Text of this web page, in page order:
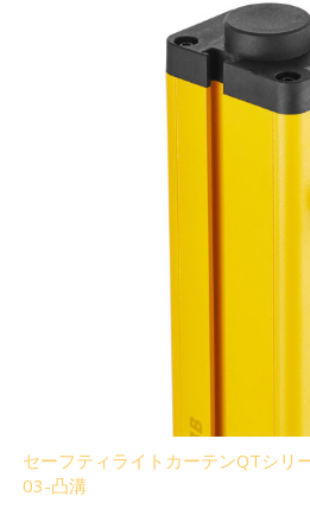
セーフティライトカーテンQTシリ
03-凸溝